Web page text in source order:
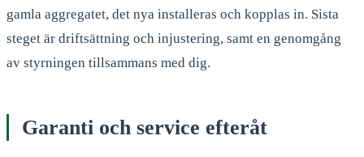
gamla aggregatet, det nya installeras och kopplas in. Sista
steget är driftsättning och injustering, samt en genomgång
av styrningen tillsammans med dig.
Garanti och service efteråt